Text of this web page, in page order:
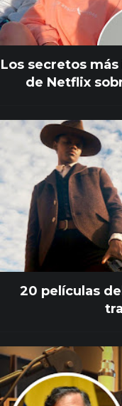
Los secretos
de Netflix
20 películas